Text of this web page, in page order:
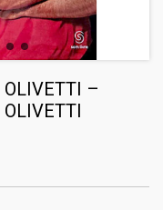
OLIVETTI –